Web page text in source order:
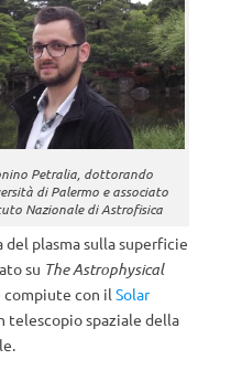
Petralia, dottorando
di Palermo e associato
Nazionale di Astrofisica
plasma sulla superficie
su The Astrophysical
compiute con il Solar
telescopio spaziale della